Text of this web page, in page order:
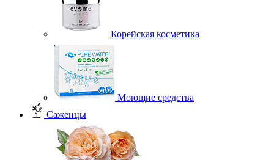
Корейская косметика
Моющие средства
Саженцы